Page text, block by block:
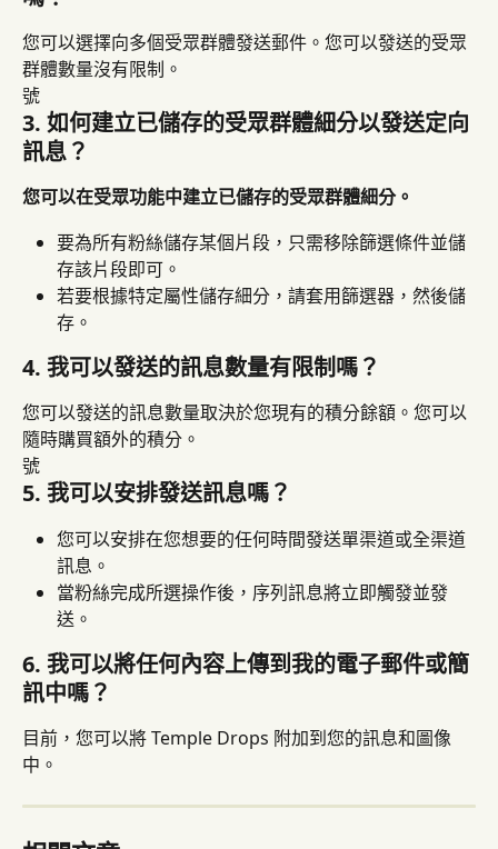
您可以選擇向多個受眾群體發送郵件。您可以發送的受眾
群體數量沒有限制。
號
3. 如何建立已儲存的受眾群體細分以發送定向
訊息？
您可以在受眾功能中建立已儲存的受眾群體細分。
要為所有粉絲儲存某個片段，只需移除篩選條件並儲
存該片段即可。
若要根據特定屬性儲存細分，請套用篩選器，然後儲
存。
4. 我可以發送的訊息數量有限制嗎？
您可以發送的訊息數量取決於您現有的積分餘額。您可以
隨時購買額外的積分。
號
5. 我可以安排發送訊息嗎？
您可以安排在您想要的任何時間發送單渠道或全渠道
訊息。
當粉絲完成所選操作後，序列訊息將立即觸發並發
送。
6. 我可以將任何內容上傳到我的電子郵件或簡
訊中嗎？
目前，您可以將 Temple Drops 附加到您的訊息和圖像
中。